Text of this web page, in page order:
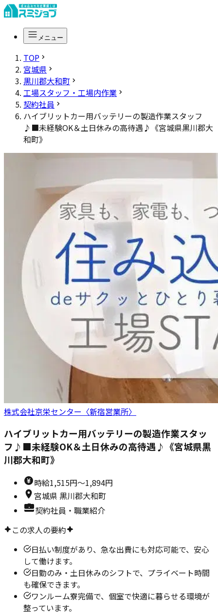
メニュー
TOP
宮城県
黒川郡大和町
工場スタッフ・工場内作業
契約社員
ハイブリットカー用バッテリーの製造作業スタッフ
♪■未経験OK＆土日休みの高待遇♪《宮城県黒川郡大
和町》
株式会社京栄センター〈新宿営業所〉
ハイブリットカー用バッテリーの製造作業スタッ
フ♪■未経験OK＆土日休みの高待遇♪《宮城県黒
川郡大和町》
時給1,515円～1,894円
宮城県 黒川郡大和町
契約社員・職業紹介
この求人の要約
日払い制度があり、急な出費にも対応可能で、安心
して働けます。
日勤のみ・土日休みのシフトで、プライベート時間
も確保できます。
ワンルーム寮完備で、個室で快適に暮らせる環境が
整っています。